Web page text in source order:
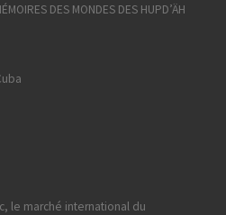
DES MONDES DES HUPD’ÄH
le marché international du